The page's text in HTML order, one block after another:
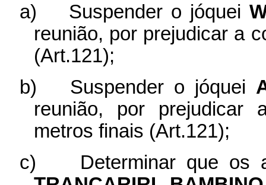
a) Suspender o jóquei
reunião, por prejudicar a
(Art.121);
b)
Suspender o jóquei
reunião, por prejudicar
metros finais (Art.121);
c)
Determinar que os